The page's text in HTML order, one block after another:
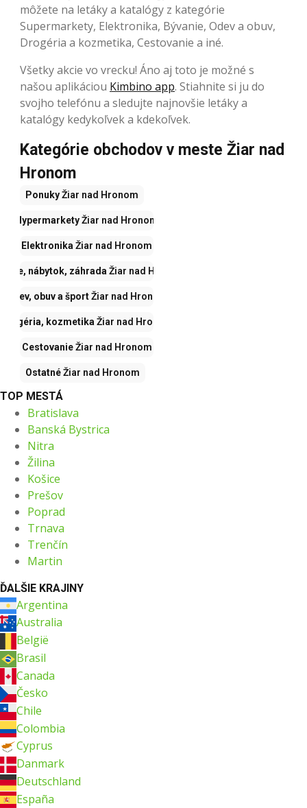
môžete na letáky a katalógy z kategórie
Supermarkety, Elektronika, Bývanie, Odev a obuv,
Drogéria a kozmetika, Cestovanie a iné.
Všetky akcie vo vrecku! Áno aj toto je možné s
našou aplikáciou Kimbino app. Stiahnite si ju do
svojho telefónu a sledujte najnovšie letáky a
katalógy kedykoľvek a kdekoľvek.
Kategórie obchodov v meste Žiar nad
Hronom
PonukyŽiar nad Hronom
HypermarketyŽiar nad Hronom
Elektronika Žiar nad Hronom
nábytok, záhrada Žiar nad Hronom
Odev, obuv a športŽiar nad Hronom
Drogéria, kozmetika Žiar nad Hronom
CestovanieŽiar nad Hronom
OstatnéŽiar nad Hronom
TOP MESTÁ
Bratislava
Banská Bystrica
Nitra
Žilina
Košice
Prešov
Poprad
Trnava
Trenčín
Martin
ĎALŠIE KRAJINY
Argentina
Australia
België
Brasil
Canada
Česko
Chile
Colombia
Cyprus
Danmark
Deutschland
España